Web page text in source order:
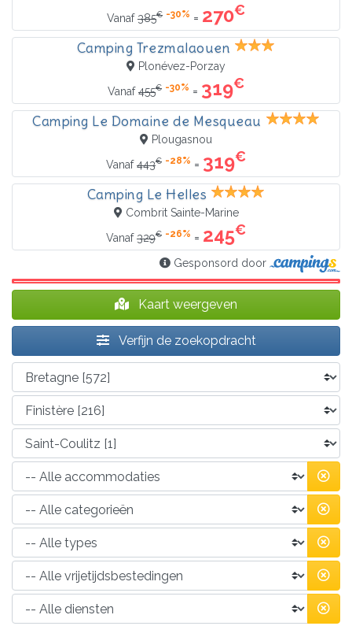
Vanaf385€ -30% = 270€
Camping Trezmalaouen
Plonévez-Porzay
Vanaf455€ -30% = 319€
Camping Le Domaine de Mesqueau
Plougasnou
Vanaf443€ -28% = 319€
Camping Le Helles
Combrit Sainte-Marine
Vanaf329€ -26% = 245€
Gesponsord door
Kaart weergeven
Verfijn de zoekopdracht